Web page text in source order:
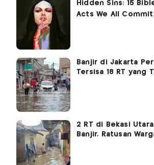
Banjir di Jakarta
Tersisa 18 RT yang
2 RT di Bekasi
Banjir, Ratusan